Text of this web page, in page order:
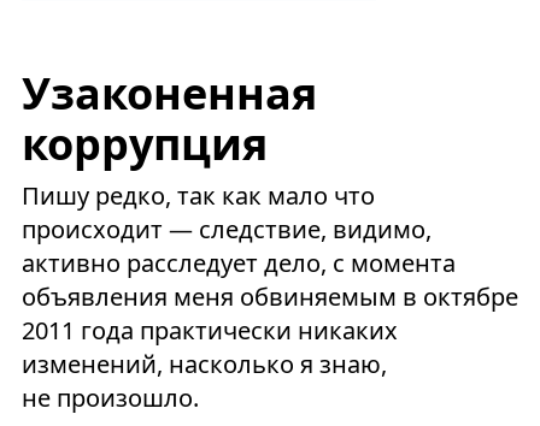
Узаконенная
коррупция
Пишу редко, так как мало что
происходит — следствие, видимо,
активно расследует дело, с момента
объявления меня обвиняемым в октябре
2011 года практически никаких
изменений, насколько я знаю,
не произошло.